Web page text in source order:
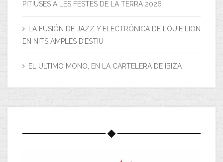
PITIÜSES A LES FESTES DE LA TERRA 2026
LA FUSIÓN DE JAZZ Y ELECTRÓNICA DE LOUIE LION
EN NITS AMPLES D’ESTIU
EL ÚLTIMO MONO, EN LA CARTELERA DE IBIZA